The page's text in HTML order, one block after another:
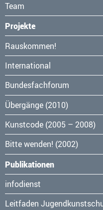
Team
Projekte
Navigation
überspringen
Rauskommen!
International
Bundesfachforum
Übergänge (2010)
Kunstcode (2005 – 2008)
Bitte wenden! (2002)
Publikationen
Navigation
überspringen
infodienst
Leitfaden